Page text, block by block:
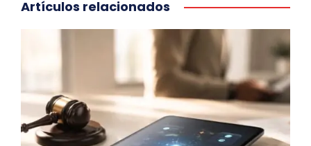
Artículos relacionados